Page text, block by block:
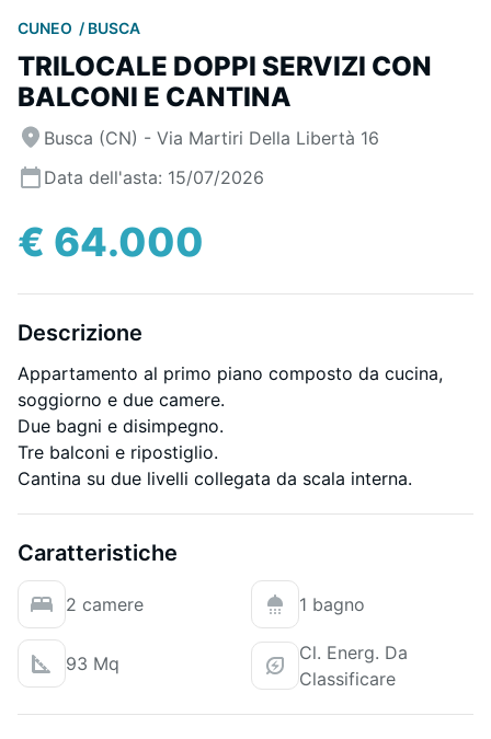
CUNEO BUSCA
TRILOCALE DOPPI SERVIZI CON
BALCONI E CANTINA
Busca (CN) - Via Martiri Della Libertà 16
Data dell'asta: 15/07/2026
€ 64.000
Descrizione
Appartamento al primo piano composto da cucina,
soggiorno e due camere.
Due bagni e disimpegno.
Tre balconi e ripostiglio.
Cantina su due livelli collegata da scala interna.
Caratteristiche
2 camere 1 bagno
93 Mq
Cl. Energ. Da
Classificare